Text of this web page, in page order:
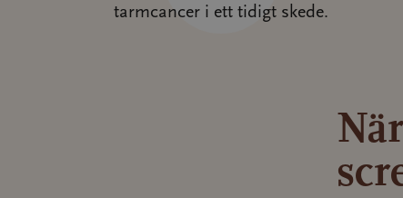
tarmcancer i ett tidigt skede.